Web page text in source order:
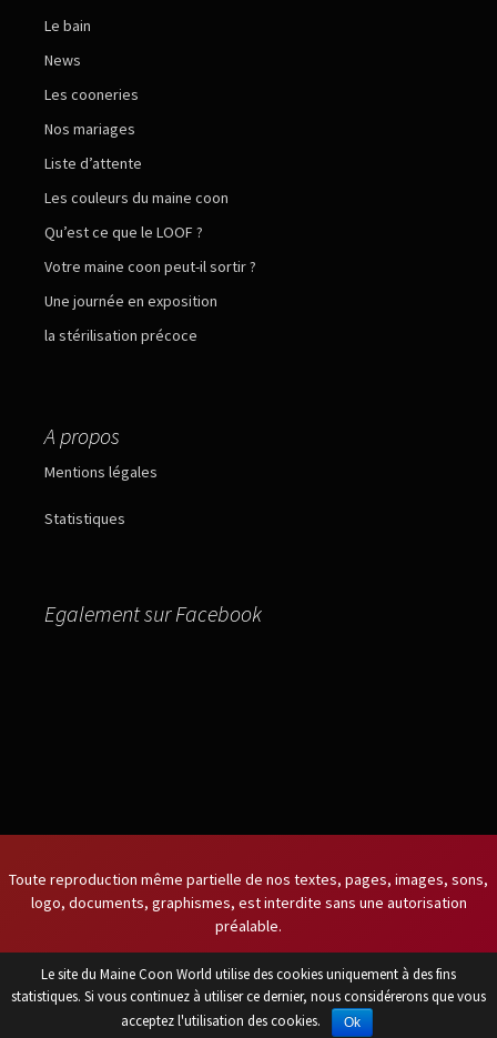
Le bain
News
Les cooneries
Nos mariages
Liste d’attente
Les couleurs du maine coon
Qu’est ce que le LOOF ?
Votre maine coon peut-il sortir ?
Une journée en exposition
la stérilisation précoce
A propos
Mentions légales
Statistiques
Egalement sur Facebook
Toute reproduction même partielle de nos textes, pages, images, sons,
logo, documents, graphismes, est interdite sans une autorisation
préalable.
Titulaire du certificat de capacité
Le site du Maine Coon World utilise des cookies uniquement à des fins
statistiques. Si vous continuez à utiliser ce dernier, nous considérerons que vous
acceptez l'utilisation des cookies.
Ok